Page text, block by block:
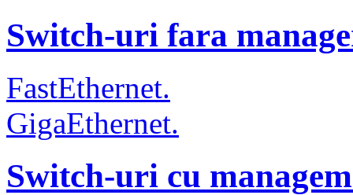
Switch-uri fara
FastEthernet.
GigaEthernet.
Switch-uri cu